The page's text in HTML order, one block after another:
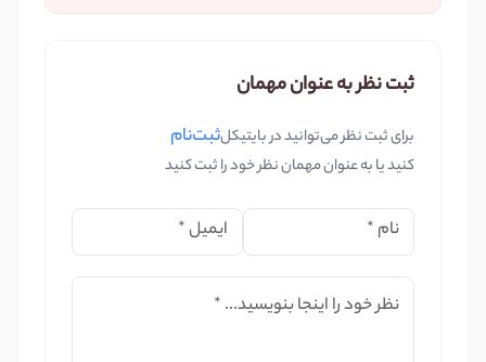
ثبت نظر به عنوان مهمان
برای ثبت نظر می‌توانید در بایتیکلثبت‌نام
کنید یا به عنوان مهمان نظر خود را ثبت کنید
نام * ایمیل*
نظر خود را اینجا بنویسید... *